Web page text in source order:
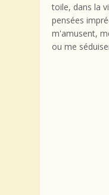
toile, dans la
pensées
m'amusent,
ou me